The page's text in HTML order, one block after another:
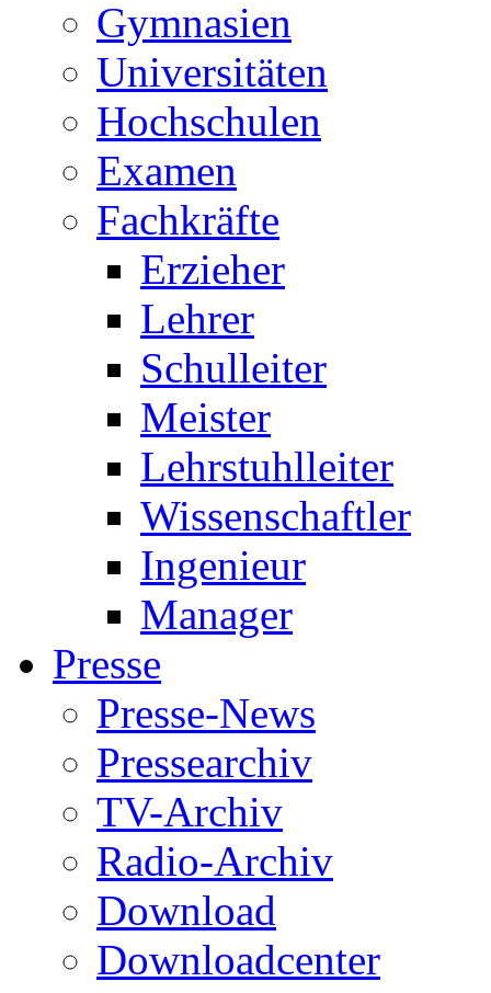
Gymnasien
Universitäten
Hochschulen
Examen
Fachkräfte
Erzieher
Lehrer
Schulleiter
Meister
Lehrstuhlleiter
Wissenschaftler
Ingenieur
Manager
Presse
Presse-News
Pressearchiv
TV-Archiv
Radio-Archiv
Download
Downloadcenter